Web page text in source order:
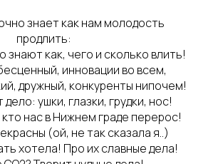
знает как нам молодость
продлить:
знают как, чего и сколько влить!
инновации во всем,
дружный, конкуренты нипочем!
ушки, глазки, грудки, нос!
нас в Нижнем граде перерос!
(ой, не так сказала я..)
хотела! Про их славные дела!